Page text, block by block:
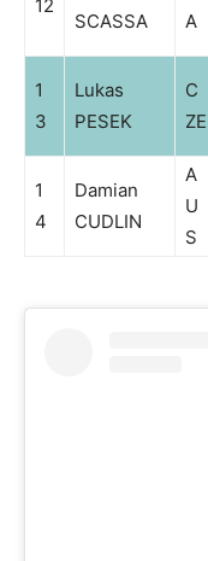
12
SCASSA
A
1
3
Lukas
PESEK
C
ZE
1
4
Damian
CUDLIN
A
U
S